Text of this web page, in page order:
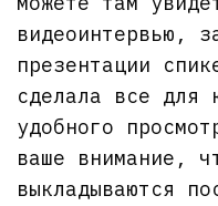
видеоинтервью,
презентации
сделала все для
удобного
ваше внимание,
выкладываются